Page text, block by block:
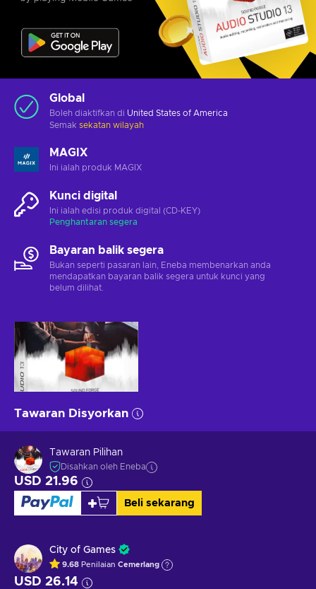
Global
Boleh diaktifkan di United States of America
Semak sekatan wilayah
MAGIX
Ini ialah produk MAGIX
Kunci digital
Ini ialah edisi produk digital (CD-KEY)
Penghantaran segera
Bayaran balik segera
Bukan seperti pasaran lain, Eneba membenarkan anda
mendapatkan bayaran balik segera untuk kunci yang
belum dilihat.
Tawaran Disyorkan
Tawaran Pilihan
Disahkan oleh Eneba
USD 21.96
Beli sekarang
City of Games
9.68 Penilaian Cemerlang
USD 26.14